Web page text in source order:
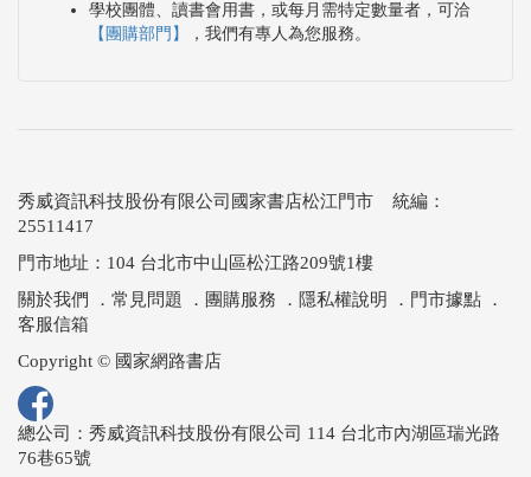
本計畫利用利益相關者(Stakeholder)之概念，主要參
其利益相關者又可細分為公部門、專家學者、社福單
居民與當地弱勢族群。
因沿海地層下陷區最主要面臨的課題為淹水災害，本
計畫利用治水議題為基礎，廣泛的與民眾訪談。並經
由訪談的過程中，衍生出生產、生態、生活相關之議
題，接續辦理各種不同子議題之工作坊，而各工作坊
討論後的共識凝聚成研討會，最終回歸至三生的主
題，達到成果收斂的目的。
本計畫公眾參與之對話活動，可分為訪談、座談、工
學校團體、讀書會用書，或每月需特定數量者，可洽
【團購部門】
，我們有專人為您服務。
秀威資訊科技股份有限公司國家書店松江門市 統編：
25511417
門市地址：104 台北市中山區松江路209號1樓
關於我們
． 常見問題 ． 團購服務 ． 隱私權說明 ． 門市據點 ．
客服信箱
Copyright © 國家網路書店
總公司：秀威資訊科技股份有限公司 114 台北市內湖區瑞光路
76巷65號